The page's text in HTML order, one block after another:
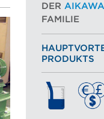
DER
FAMILIE
PRODUKTS